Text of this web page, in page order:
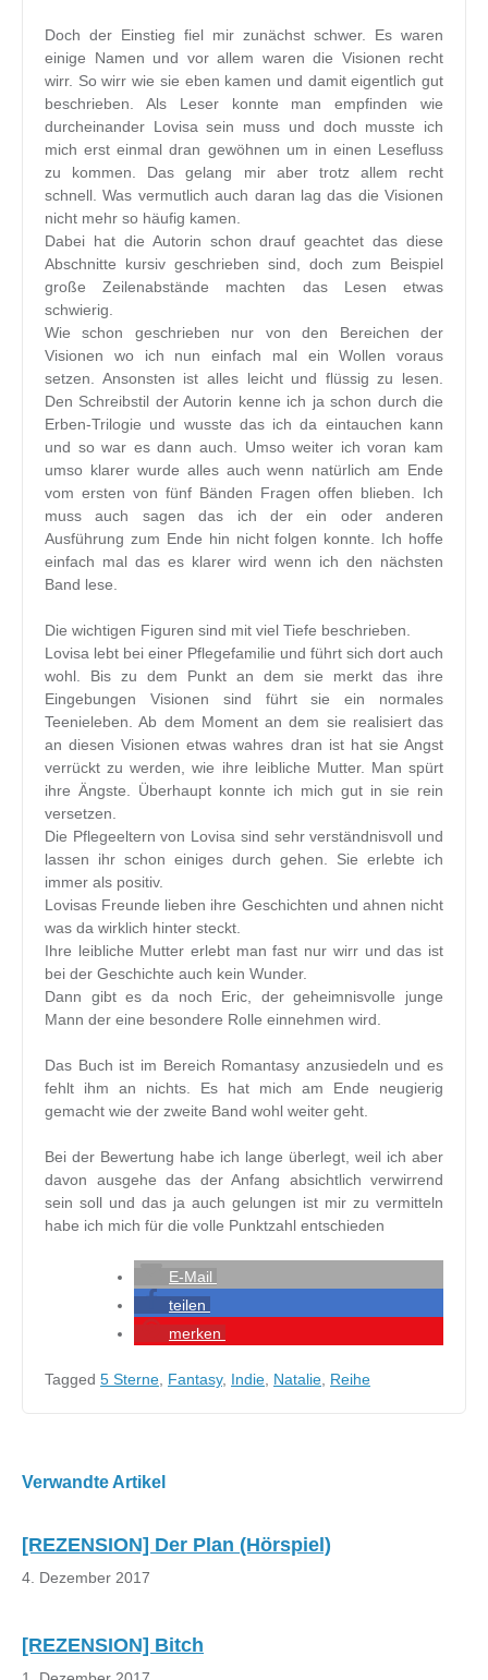
Doch der Einstieg fiel mir zunächst schwer. Es waren
einige Namen und vor allem waren die Visionen recht
wirr. So wirr wie sie eben kamen und damit eigentlich gut
beschrieben. Als Leser konnte man empfinden wie
durcheinander Lovisa sein muss und doch musste ich
mich erst einmal dran gewöhnen um in einen Lesefluss
zu kommen. Das gelang mir aber trotz allem recht
schnell. Was vermutlich auch daran lag das die Visionen
nicht mehr so häufig kamen.
Dabei hat die Autorin schon drauf geachtet das diese
Abschnitte kursiv geschrieben sind, doch zum Beispiel
große Zeilenabstände machten das Lesen etwas
schwierig.
Wie schon geschrieben nur von den Bereichen der
Visionen wo ich nun einfach mal ein Wollen voraus
setzen. Ansonsten ist alles leicht und flüssig zu lesen.
Den Schreibstil der Autorin kenne ich ja schon durch die
Erben-Trilogie und wusste das ich da eintauchen kann
und so war es dann auch. Umso weiter ich voran kam
umso klarer wurde alles auch wenn natürlich am Ende
vom ersten von fünf Bänden Fragen offen blieben. Ich
muss auch sagen das ich der ein oder anderen
Ausführung zum Ende hin nicht folgen konnte. Ich hoffe
einfach mal das es klarer wird wenn ich den nächsten
Band lese.
Die wichtigen Figuren sind mit viel Tiefe beschrieben.
Lovisa lebt bei einer Pflegefamilie und führt sich dort auch
wohl. Bis zu dem Punkt an dem sie merkt das ihre
Eingebungen Visionen sind führt sie ein normales
Teenieleben. Ab dem Moment an dem sie realisiert das
an diesen Visionen etwas wahres dran ist hat sie Angst
verrückt zu werden, wie ihre leibliche Mutter. Man spürt
ihre Ängste. Überhaupt konnte ich mich gut in sie rein
versetzen.
Die Pflegeeltern von Lovisa sind sehr verständnisvoll und
lassen ihr schon einiges durch gehen. Sie erlebte ich
immer als positiv.
Lovisas Freunde lieben ihre Geschichten und ahnen nicht
was da wirklich hinter steckt.
Ihre leibliche Mutter erlebt man fast nur wirr und das ist
bei der Geschichte auch kein Wunder.
Dann gibt es da noch Eric, der geheimnisvolle junge
Mann der eine besondere Rolle einnehmen wird.
Das Buch ist im Bereich Romantasy anzusiedeln und es
fehlt ihm an nichts. Es hat mich am Ende neugierig
gemacht wie der zweite Band wohl weiter geht.
Bei der Bewertung habe ich lange überlegt, weil ich aber
davon ausgehe das der Anfang absichtlich verwirrend
sein soll und das ja auch gelungen ist mir zu vermitteln
habe ich mich für die volle Punktzahl entschieden
E-Mail
teilen
merken
Tagged 5 Sterne Fantasy, Indie Natalie Reihe
Verwandte Artikel
[REZENSION] Der Plan (Hörspiel)
4. Dezember 2017
[REZENSION] Bitch
Beitragsnavigation